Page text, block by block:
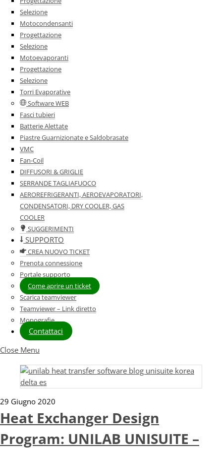
Selezione
Motocondensanti
Progettazione
Selezione
Motoevaporanti
Progettazione
Selezione
Torri Evaporative
Software WEB
Fasci tubieri
Batterie Alettate
Piastre Guarnizionate e Saldobrasate
VMC
Fan-Coil
DIFFUSORI & GRIGLIE
SERRANDE TAGLIAFUOCO
AEROREFRIGERANTI, AEROEVAPORATORI,
CONDENSATORI, DRY COOLER, GAS
COOLER
SUGGERIMENTI
SUPPORTO
CREA NUOVO TICKET
Prenota connessione
Portale supporto
Come aprire un ticket
Scarica teamviewer
Teamviewer – Link diretto
Monografie
Contattaci
Close Menu
29 Giugno 2020
Heat Exchanger Design
Program: UNILAB UNISUITE –